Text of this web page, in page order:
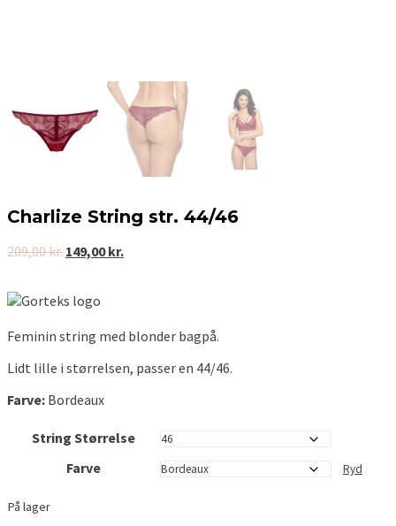
Charlize String str. 44/46
209,00kr. Den
var:
149,00kr.Den
Feminin string med blonder bagpå.
Lidt lille i størrelsen, passer en 44/46.
Farve: Bordeaux
String Størrelse
Farve
Ryd
På lager